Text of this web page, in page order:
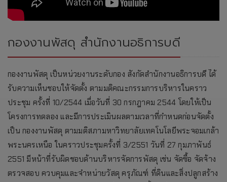
กองงานพัสดุ สำนักงานอธิการบดี
กองงานพัสดุ เป็นหน่วยงานระดับกอง สังกัดสำนักงานอธิการบดี ได้
รับความเห็นชอบให้จัดตั้ง ตามมติคณะกรรมการบริหารในคราว
ประชุม ครั้งที่ 10/2544 เมื่อวันที่ 30 กรกฎาคม 2544 โดยให้เป็น
โครงการทดลอง และมีการประเมินผลตามเวลาที่กำหนดก่อนจัดตั้ง
เป็น กองงานพัสดุ ตามมติสภามหาวิทยาลัยเทคโนโลยีพระจอมเกล้า
พระนครเหนือ ในคราวประชุมครั้งที่ 3/2551 วันที่ 27 กุมภาพันธ์
2551 มีหน้าที่รับผิดชอบด้านบริหารจัดการพัสดุ เช่น จัดซื้อ จัดจ้าง
ตรวจสอบ ควบคุมและจำหน่ายวัสดุ ครุภัณฑ์ ที่ดินและสิ่งปลูกสร้าง